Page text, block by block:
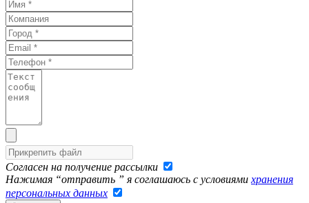
Согласен на получение рассылки
Нажимая “отправить ” я соглашаюсь с условиями хранения
персональных данных